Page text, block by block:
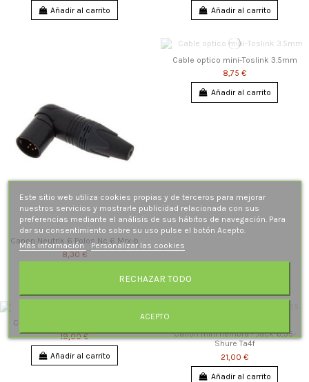
Añadir al carrito Añadir al carrito
Canon Neutrik 6 Polos Nc 6 Mrx-b
8,30 €
Cable optico mini-Toslink 3.5mm
8,75 €
Añadir al carrito
Canon hembra - Usb Lightsnake
19,00 €
Añadir al carrito
Canon mini hembra - Jack 6,35-
Shure Ta4f
21,00 €
Añadir al carrito
Este sitio web utiliza cookies propias y de terceros para mejorar
nuestros servicios y mostrarle publicidad relacionada con sus
preferencias mediante el análisis de sus hábitos de navegación. Para
dar su consentimiento sobre su uso pulse el botón Acepto.
Más información
Personalizar las cookies
RECHAZAR TODO
ACEPTO